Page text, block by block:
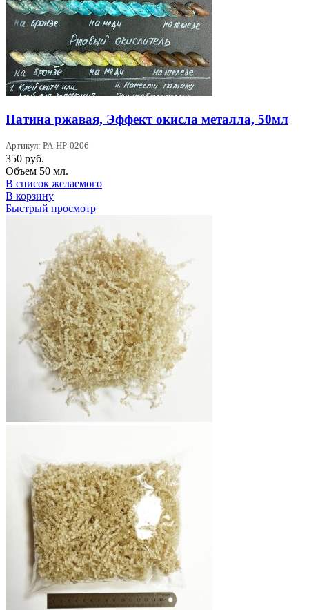
Патина ржавая, Эффект окисла металла, 50мл
Артикул: PA-HP-0206
350 руб.
Объем 50 мл.
В список желаемого
В корзину
Быстрый просмотр